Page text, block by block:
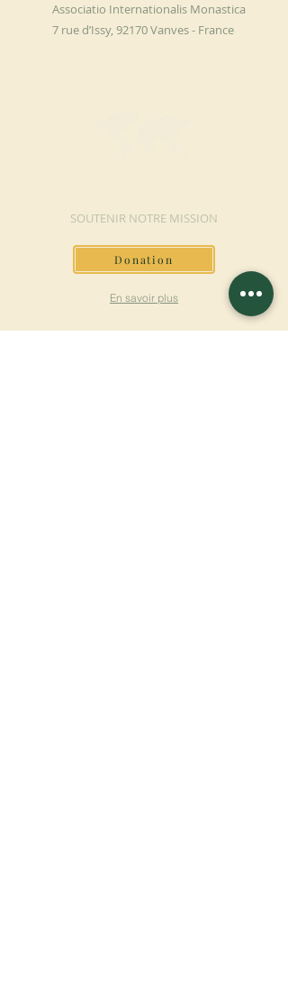
Associatio Internationalis Monastica
7 rue d’Issy, 92170 Vanves - France
SOUTENIR NOTRE MISSION
Donation
En savoir plus